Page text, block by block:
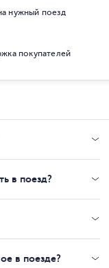
нужный поезд
покупателей
в поезд?
в поезде?